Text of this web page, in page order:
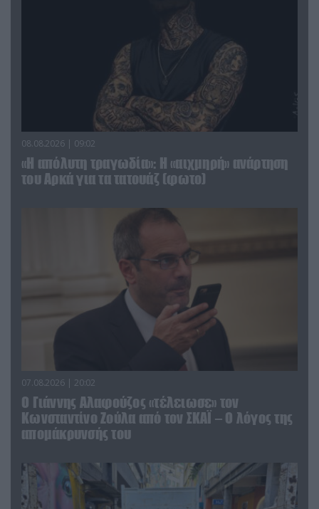
08.08.2026 | 09:02
«Η απόλυτη τραγωδία»: Η «αιχμηρή» ανάρτηση
του Αρκά για τα τατουάζ (φωτο)
07.08.2026 | 20:02
Ο Γιάννης Αλαφούζος «τέλειωσε» τον
Κωνσταντίνο Ζούλα από τον ΣΚΑΪ – Ο λόγος της
απομάκρυνσής του